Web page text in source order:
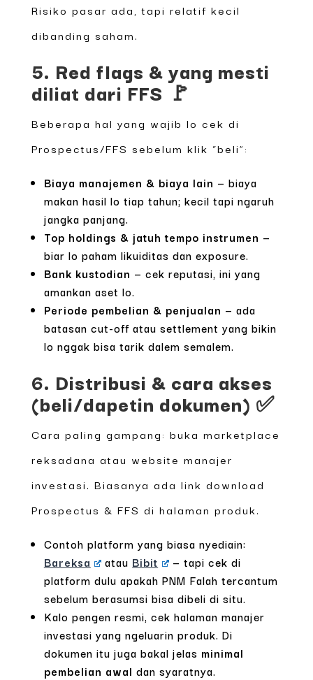
Risiko pasar ada, tapi relatif kecil
dibanding saham.
5. Red flags & yang mesti
diliat dari FFS 🚩
Beberapa hal yang wajib lo cek di
Prospectus/FFS sebelum klik “beli”:
Biaya manajemen & biaya lain — biaya
makan hasil lo tiap tahun; kecil tapi ngaruh
jangka panjang.
Top holdings & jatuh tempo instrumen —
biar lo paham likuiditas dan exposure.
Bank kustodian — cek reputasi, ini yang
amankan aset lo.
Periode pembelian & penjualan — ada
batasan cut-off atau settlement yang bikin
lo nggak bisa tarik dalem semalem.
6. Distribusi & cara akses
(beli/dapetin dokumen) ✅
Cara paling gampang: buka marketplace
reksadana atau website manajer
investasi. Biasanya ada link download
Prospectus & FFS di halaman produk.
Contoh platform yang biasa nyediain:
Bareksa
atau Bibit
— tapi cek di
platform dulu apakah PNM Falah tercantum
sebelum berasumsi bisa dibeli di situ.
Kalo pengen resmi, cek halaman manajer
investasi yang ngeluarin produk. Di
dokumen itu juga bakal jelas minimal
pembelian awal dan syaratnya.